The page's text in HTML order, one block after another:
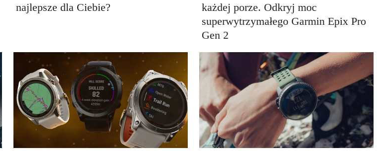
najlepsze dla Ciebie?
każdej porze. Odkryj moc
superwytrzymałego Garmin Epix Pro
Gen 2